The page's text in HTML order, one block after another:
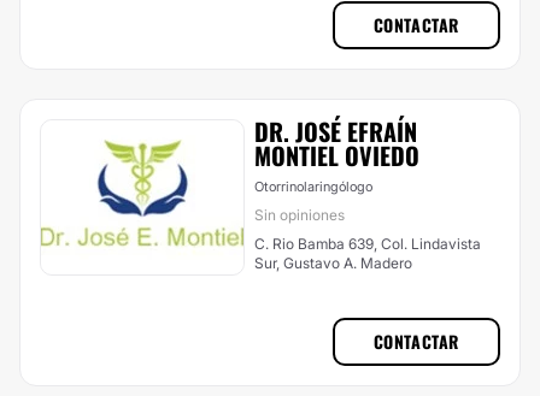
CONTACTAR
DR. JOSÉ EFRAÍN
MONTIEL OVIEDO
Otorrinolaringólogo
Sin opiniones
C. Rio Bamba 639, Col. Lindavista
Sur, Gustavo A. Madero
CONTACTAR